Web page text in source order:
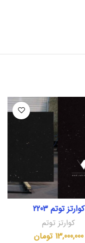
کوارتز توتم 2203
کوارتز توتم
13,000,000 تومان